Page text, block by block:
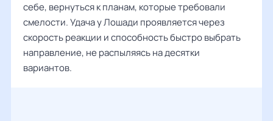
себе, вернуться к планам, которые требовали
смелости. Удача у Лошади проявляется через
скорость реакции и способность быстро выбрать
направление, не распыляясь на десятки
вариантов.